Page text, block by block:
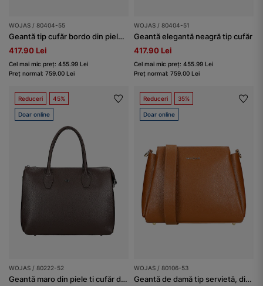
WOJAS / 80404-55
Geantă tip cufăr bordo din piele cu închizătoare aurie
417.90 Lei
Cel mai mic preț: 455.99 Lei
Preț normal: 759.00 Lei
WOJAS / 80404-51
Geantă elegantă neagră tip cufăr
417.90 Lei
Cel mai mic preț: 455.99 Lei
Preț normal: 759.00 Lei
Reduceri 45%
Doar online
WOJAS / 80222-52
Geantă maro din piele ti cufăr damă
Reduceri 35%
Doar online
WOJAS / 80106-53
Geantă de damă tip servietă, din piele maro deschis